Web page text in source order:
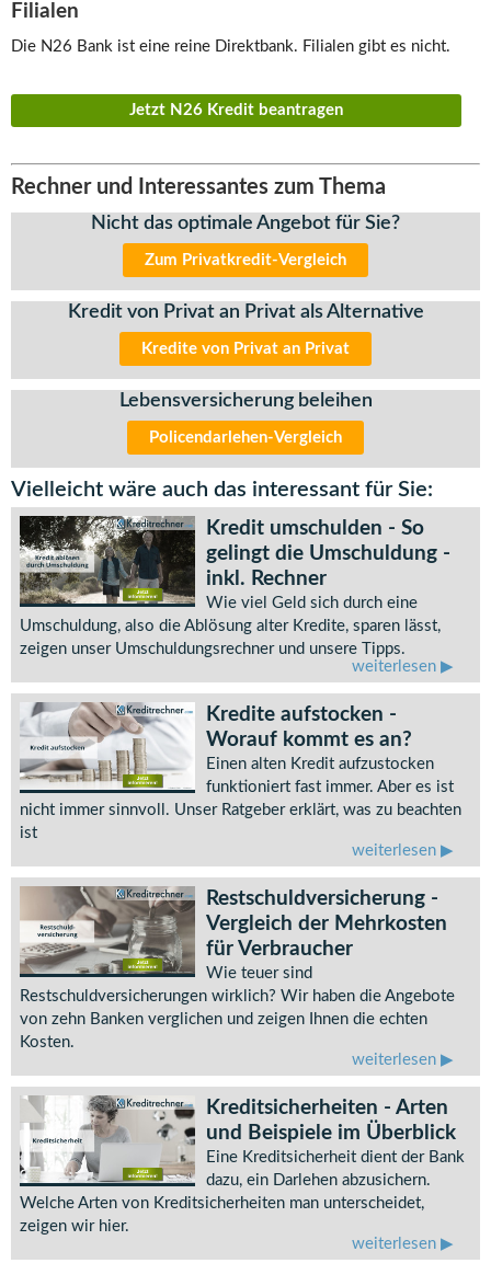
Filialen
Die N26 Bank ist eine reine Direktbank. Filialen gibt es nicht.
Jetzt N26 Kredit beantragen
Rechner und Interessantes zum Thema
Nicht das optimale Angebot für Sie?
Zum Privatkredit-Vergleich
Kredit von Privat an Privat als Alternative
Kredite von Privat an Privat
Lebensversicherung beleihen
Policendarlehen-Vergleich
Vielleicht wäre auch das interessant für Sie:
Kredit umschulden - So
gelingt die Umschuldung -
inkl. Rechner
Wie viel Geld sich durch eine
Umschuldung, also die Ablösung alter Kredite, sparen lässt,
zeigen unser Umschuldungsrechner und unsere Tipps.
weiterlesen
Kredite aufstocken -
Worauf kommt es an?
Einen alten Kredit aufzustocken
funktioniert fast immer. Aber es ist
nicht immer sinnvoll. Unser Ratgeber erklärt, was zu beachten
ist
weiterlesen
Restschuldversicherung -
Vergleich der Mehrkosten
für Verbraucher
Wie teuer sind
Restschuldversicherungen wirklich? Wir haben die Angebote
von zehn Banken verglichen und zeigen Ihnen die echten
Kosten.
weiterlesen
Kreditsicherheiten - Arten
und Beispiele im Überblick
Eine Kreditsicherheit dient der Bank
dazu, ein Darlehen abzusichern.
Welche Arten von Kreditsicherheiten man unterscheidet,
zeigen wir hier.
weiterlesen